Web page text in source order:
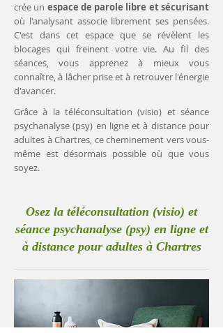
crée un espace de parole libre et sécurisant
où l'analysant associe librement ses pensées.
C'est dans cet espace que se révèlent les
blocages qui freinent votre vie. Au fil des
séances, vous apprenez à mieux vous
connaître, à lâcher prise et à retrouver l'énergie
d'avancer.
Grâce à la téléconsultation (visio) et séance
psychanalyse (psy) en ligne et à distance pour
adultes à Chartres, ce cheminement vers vous-
même est désormais possible où que vous
soyez.
Osez la téléconsultation (visio) et
séance psychanalyse (psy) en ligne et
à distance pour adultes à Chartres